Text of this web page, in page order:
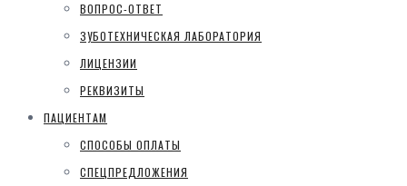
ВОПРОС-ОТВЕТ
ЗУБОТЕХНИЧЕСКАЯ ЛАБОРАТОРИЯ
ЛИЦЕНЗИИ
РЕКВИЗИТЫ
ПАЦИЕНТАМ
СПОСОБЫ ОПЛАТЫ
СПЕЦПРЕДЛОЖЕНИЯ